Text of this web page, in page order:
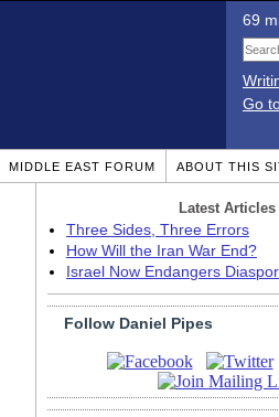
69
Go
MIDDLE EAST FORUM ABOUT THIS
Latest Articles
Three Sides, Three Errors
How Will the Iran War End?
Israel Now Endangers
Follow Daniel Pipes